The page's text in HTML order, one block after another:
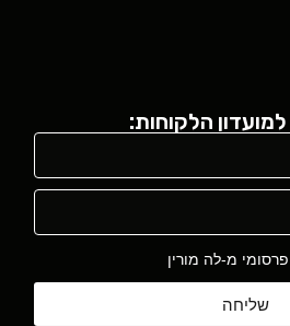
הלקוחות:
מ-לה מורין
שליחה